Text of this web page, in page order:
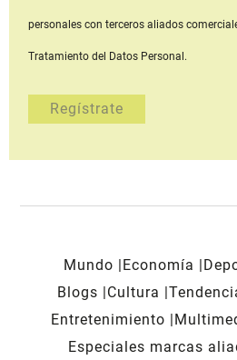
personales con terceros aliados
Tratamiento del Datos Personal.
Mundo Economía
Blogs
Cultura
Entretenimiento
Especiales marcas